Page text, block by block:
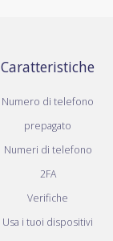
Caratteristiche
Numero di telefono
prepagato
Numeri di telefono
2FA
Verifiche
Usa i tuoi dispositivi